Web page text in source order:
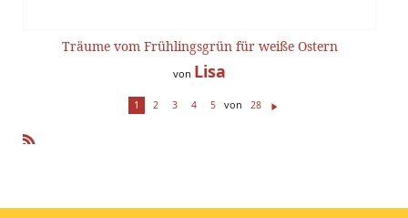
Träume vom Frühlingsgrün für weiße Ostern
von Lisa
1 2 3 4 5 von 28